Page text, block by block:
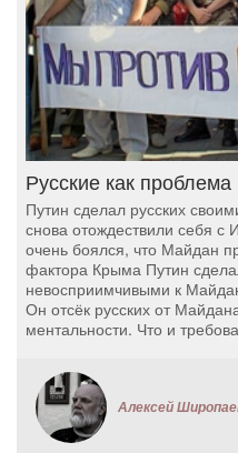
Русские как проблема
Путин сделал русских
снова отождествили себя
очень боялся, что Майдан
фактора Крыма Путин
невосприимчивыми к
Он отсёк русских от
ментальности. Что и
Алексей